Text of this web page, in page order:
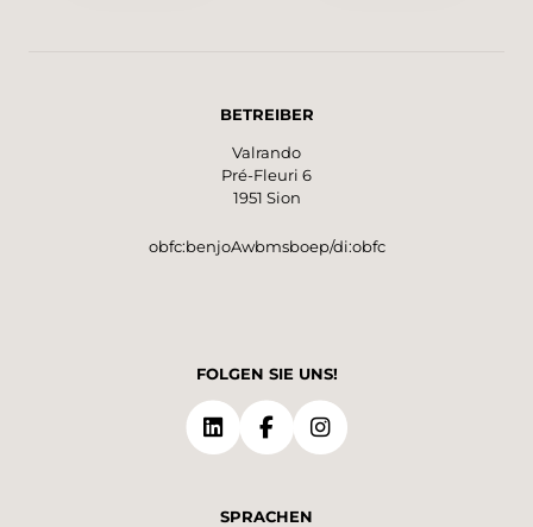
BETREIBER
Valrando
Pré-Fleuri 6
1951 Sion
obfc:benjoAwbmsboep/di:obfc
FOLGEN SIE UNS!
SPRACHEN